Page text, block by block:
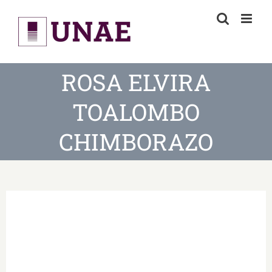
content
ROSA ELVIRA
TOALOMBO
CHIMBORAZO